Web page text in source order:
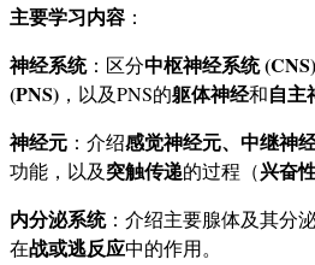
主要学习内容 ：
神经系统：区分中枢神经系统 (CNS)
(PNS) ，以及PNS的躯体神经和自主
神经元 ：介绍感觉神经元、中继神
功能，以及突触传递的过程（兴奋
内分泌系统：介绍主要腺体及其分
在战或逃反应中的作用。